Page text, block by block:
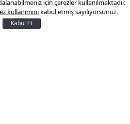
için yeni
için çerezler kullanılmaktadır.
kullanımını kabul etmiş sayılıyorsunuz.
Kabul Et